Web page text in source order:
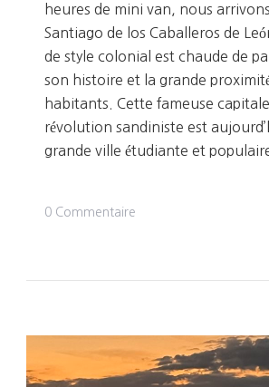
heures de mini van, nous
Santiago de los Caballeros de
de style colonial est chaude de
son histoire et la grande
habitants. Cette fameuse
révolution sandiniste est
grande ville étudiante et
0 Commentaire
La